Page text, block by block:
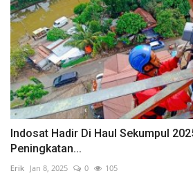
Indosat Hadir Di Haul Sekumpul
Peningkatan...
Erik Jan 8, 2025 0 105